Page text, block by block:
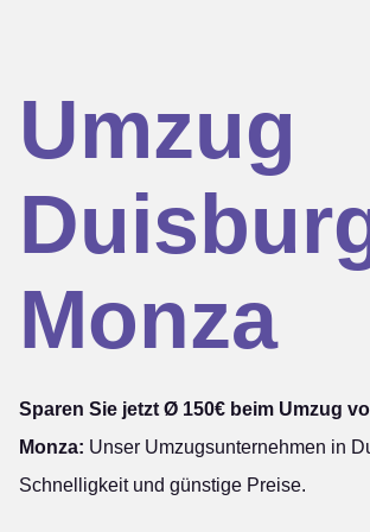
Umzug
Monza
Sparen Sie jetzt Ø 150€ beim Umzug
Monza: Unser Umzugsunternehmen in
Schnelligkeit und günstige Preise.